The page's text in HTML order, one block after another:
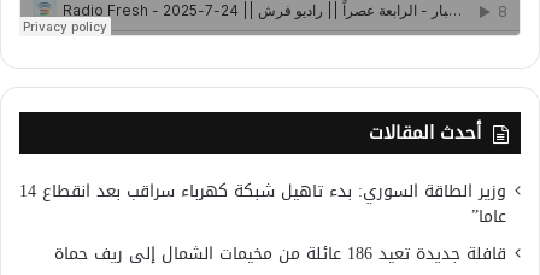
أحدث المقالات
وزير الطاقة السوري: بدء تاهيل شبكة كهرباء سراقب بعد انقطاع 14
عاما”
قافلة جديدة تعيد 186 عائلة من مخيمات الشمال إلى ريف حماة